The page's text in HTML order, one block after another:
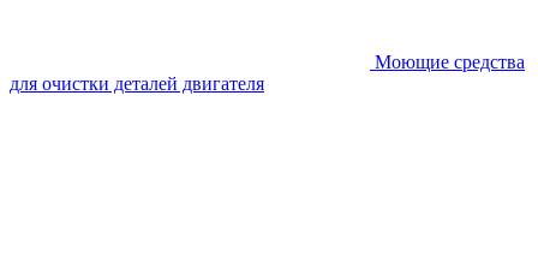
Моющие средства
для очистки деталей двигателя